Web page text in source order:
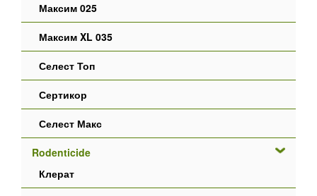
Максим 025
Максим XL 035
Селест Топ
Сертикор
Селест Макс
Rodenticide
Клерат